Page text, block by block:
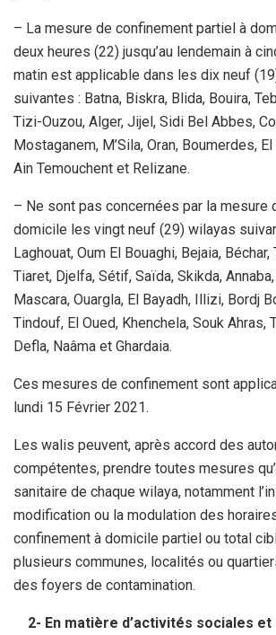
– La mesure de confinement partiel à
deux heures (22) jusqu’au lendemain à
matin est applicable dans les dix neuf
suivantes : Batna, Biskra, Blida, Bouira,
Tizi-Ouzou, Alger, Jijel, Sidi Bel Abbes,
Mostaganem, M’Sila, Oran, Boumerdes,
Ain Temouchent et Relizane.
– Ne sont pas concernées par la mesure
domicile les vingt neuf (29) wilayas
Laghouat, Oum El Bouaghi, Bejaia,
Tiaret, Djelfa, Sétif, Saïda, Skikda,
Mascara, Ouargla, El Bayadh, Illizi, Bordj
Tindouf, El Oued, Khenchela, Souk Ahras,
Defla, Naâma et Ghardaia.
Ces mesures de confinement sont
lundi 15 Février 2021.
Les walis peuvent, après accord des
compétentes, prendre toutes mesures
sanitaire de chaque wilaya, notamment
modification ou la modulation des
confinement à domicile partiel ou total
plusieurs communes, localités ou
des foyers de contamination.
2- En matière d’activités sociales